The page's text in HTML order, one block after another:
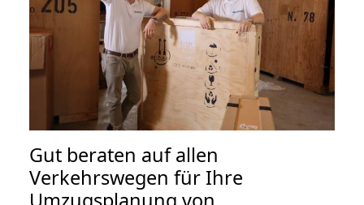
Gut beraten auf allen
Verkehrswegen für Ihre